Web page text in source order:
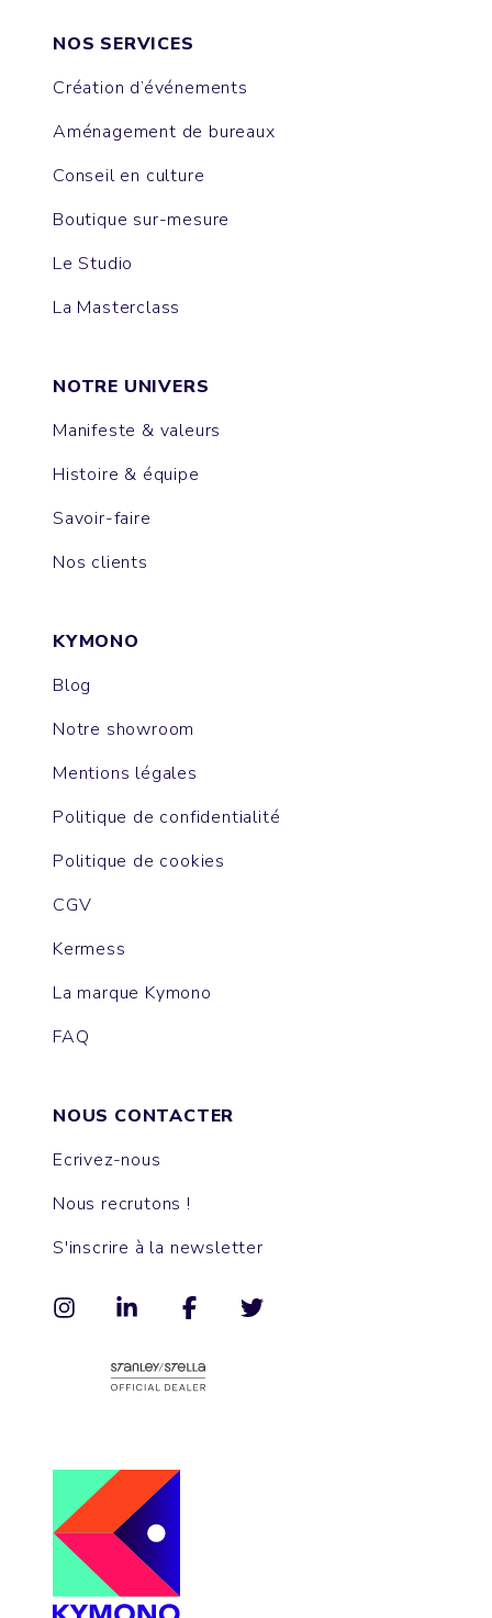
NOS SERVICES
Création d’événements
Aménagement de bureaux
Conseil en culture
Boutique sur-mesure
Le Studio
La Masterclass
NOTRE UNIVERS
Manifeste & valeurs
Histoire & équipe
Savoir-faire
Nos clients
KYMONO
Blog
Notre showroom
Mentions légales
Politique de confidentialité
Politique de cookies
CGV
Kermess
La marque Kymono
FAQ
NOUS CONTACTER
Ecrivez-nous
Nous recrutons !
S'inscrire à la newsletter